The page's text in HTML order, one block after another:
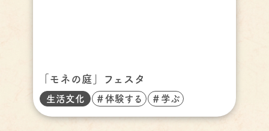
「モネの庭」フェスタ
生活文化 ＃体験する ＃学ぶ